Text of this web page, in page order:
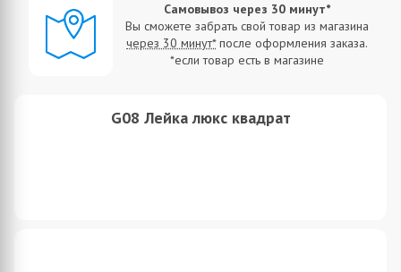
Самовывоз через 30 минут*
Вы сможете забрать свой товар из магазина
через 30 минут*после оформления заказа.
*если товар есть в магазине
G08 Лейка люкс квадрат